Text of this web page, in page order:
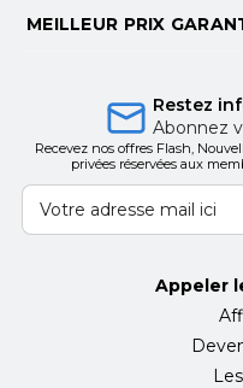
MEILLEUR PRIX
Restez
Abonnez
Recevez nos offres Flash,
privées réservées aux
Appeler